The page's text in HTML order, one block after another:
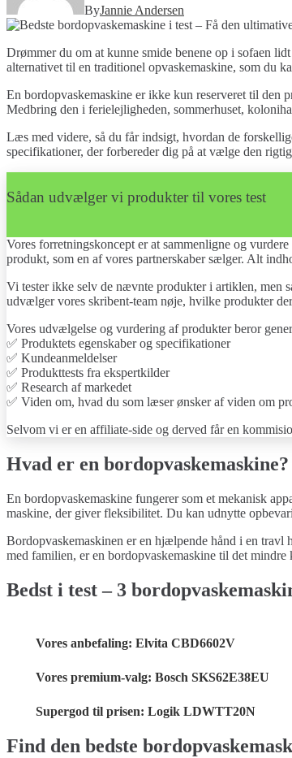
ByJannie Andersen
Drømmer du om at kunne smide benene op i sofaen
alternativet til en traditionel opvaskemaskine, som du
En bordopvaskemaskine er ikke kun reserveret til den
Medbring den i ferielejligheden, sommerhuset,
Læs med videre, så du får indsigt, hvordan de
specifikationer, der forbereder dig på at vælge den
Sådan udvælger vi produkter til vores test
Vores forretningskoncept er at sammenligne og
produkt, som en af vores partnerskaber sælger. Alt
Vi tester ikke selv de nævnte produkter i artiklen, men
udvælger vores skribent-team nøje, hvilke produkter
Vores udvælgelse og vurdering af produkter beror
✅ Produktets egenskaber og specifikationer
✅ Kundeanmeldelser
✅ Produkttests fra ekspertkilder
✅ Research af markedet
✅ Viden om, hvad du som læser ønsker af viden om
Selvom vi er en affiliate-side og derved får en
Hvad er en bordopvaskemaskine?
En bordopvaskemaskine fungerer som et mekanisk
maskine, der giver fleksibilitet. Du kan udnytte
Bordopvaskemaskinen er en hjælpende hånd i en travl
med familien, er en bordopvaskemaskine til det mindre
Bedst i test – 3
Vores anbefaling: Elvita CBD6602V
Vores premium-valg: Bosch SKS62E38EU
Supergod til prisen: Logik LDWTT20N
Find den bedste